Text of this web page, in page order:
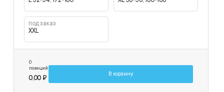
под заказ
XXL
0
позиций
0,00 ₽
В корзину